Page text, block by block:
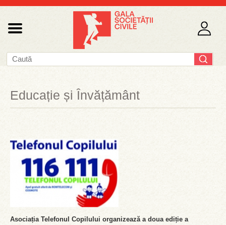
Educație și Învățământ
Asociația Telefonul Copilului organizează a doua ediție a